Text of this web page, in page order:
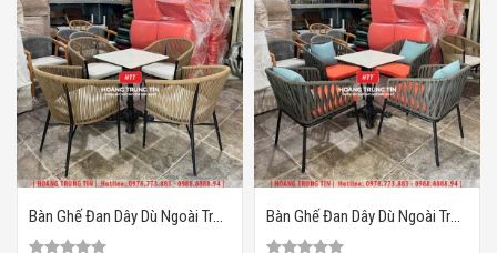
Bàn Ghế Đan Dây Dù Ngoài Trời
HTT04
Bàn Ghế Đan Dây Dù Ngoài Trời
HTT03